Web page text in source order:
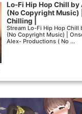
Lo-Fi Hip Hop Chill
(No Copyright Music)
Chilling |
Stream Lo-Fi Hip Hop
(No Copyright Music) |
Alex- Productions ( No ...